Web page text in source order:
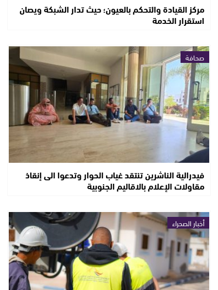
مركز القيادة والتحكم بالعيون؛ حيث تدار الشبكة ويصان
استقرار الخدمة
صحافة
فيدرالية الناشرين تنتقد غياب الحوار وتدعوا الى إنقاذ
مقاولات الإعلام بالاقاليم الجنوبية
أخبار الصحراء